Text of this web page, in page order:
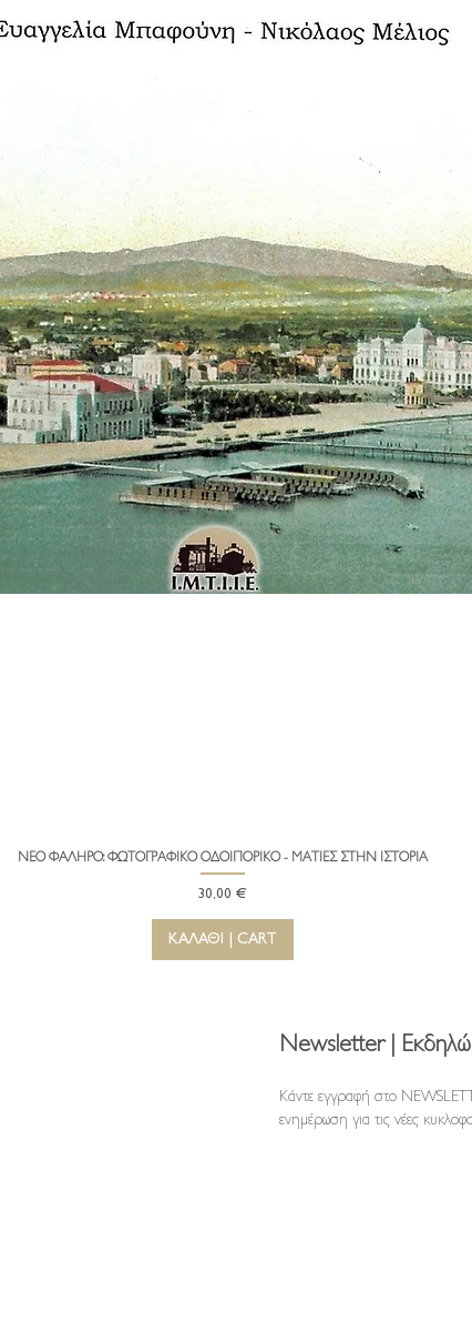
Γρήγορη προβολή
ΝΕΟ ΦΑΛΗΡΟ: ΦΩΤΟΓΡΑΦΙΚΟ ΟΔΟΙΠΟΡΙΚΟ - ΜΑΤΙΕΣ ΣΤΗΝ ΙΣΤΟΡΙΑ
Τιμή
30,00 €
ΚΑΛΑΘΙ | CART
Newsletter |
Κάντε εγγραφή στο
ενημέρωση για τις νέες